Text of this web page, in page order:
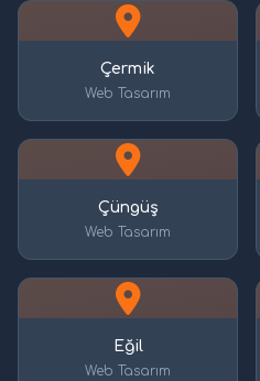
Çermik
Web Tasarım
Çüngüş
Web Tasarım
Eğil
Web Tasarım